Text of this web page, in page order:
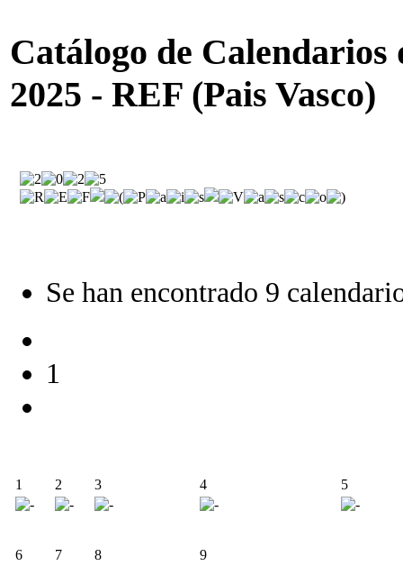
Catálogo de
2025 - REF (Pais Vasco)
Se han encontrado 9
1
1 2 3 4 5
6 7 8 9